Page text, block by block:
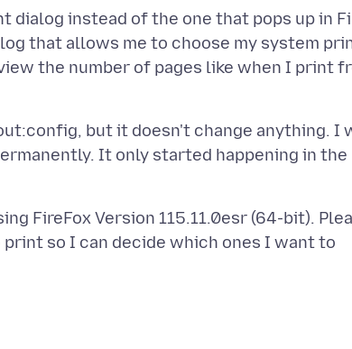
instead of the one that pops up in
that allows me to choose my system
the number of pages like when I print
but it doesn't change anything. I
It only started happening in
FireFox Version 115.11.0esr (64-bit).
so I can decide which ones I want to